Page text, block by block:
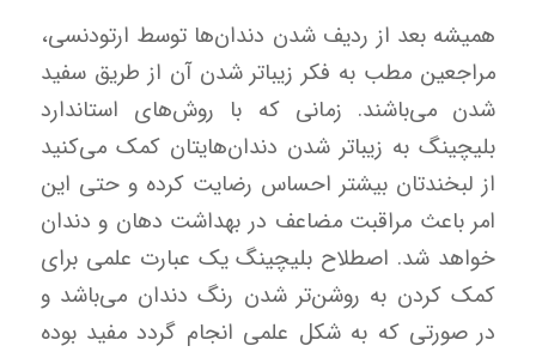
همیشه بعد از ردیف شدن دندان‌ها توسط ارتودنسی،
مراجعین مطب به فکر زیباتر شدن آن از طریق سفید
شدن می‌باشند. زمانی که با روش‌های استاندارد
بلیچینگ به زیباتر شدن دندان‌هایتان کمک می‌کنید
از لبخندتان بیشتر احساس رضایت کرده و حتی این
امر باعث مراقبت مضاعف در بهداشت دهان و دندان
خواهد شد. اصطلاح بلیچینگ یک عبارت علمی برای
کمک کردن به روشن‌تر شدن رنگ دندان می‌باشد و
در صورتی که به شکل علمی انجام گردد مفید بوده